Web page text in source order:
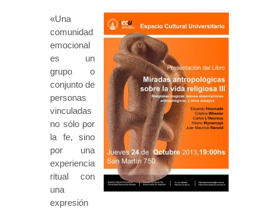
«Una
comunidad
emocional
es un
grupo o
conjunto de
personas
vinculadas
no sólo por
la fe, sino
por una
experiencia
ritual con
una
expresión